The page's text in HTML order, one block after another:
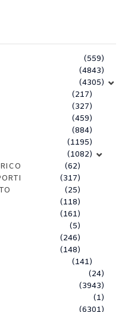
(559)
(4843)
(4305)
(217)
(327)
(459)
(884)
(1195)
(1082)
(62)
(317)
(25)
(118)
(161)
(5)
(246)
(148)
(141)
(24)
(3943)
(1)